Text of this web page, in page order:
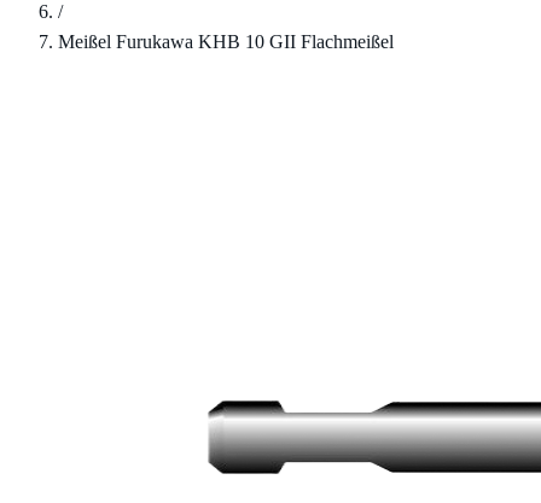
/
Meißel Furukawa KHB 10 GII Flachmeißel